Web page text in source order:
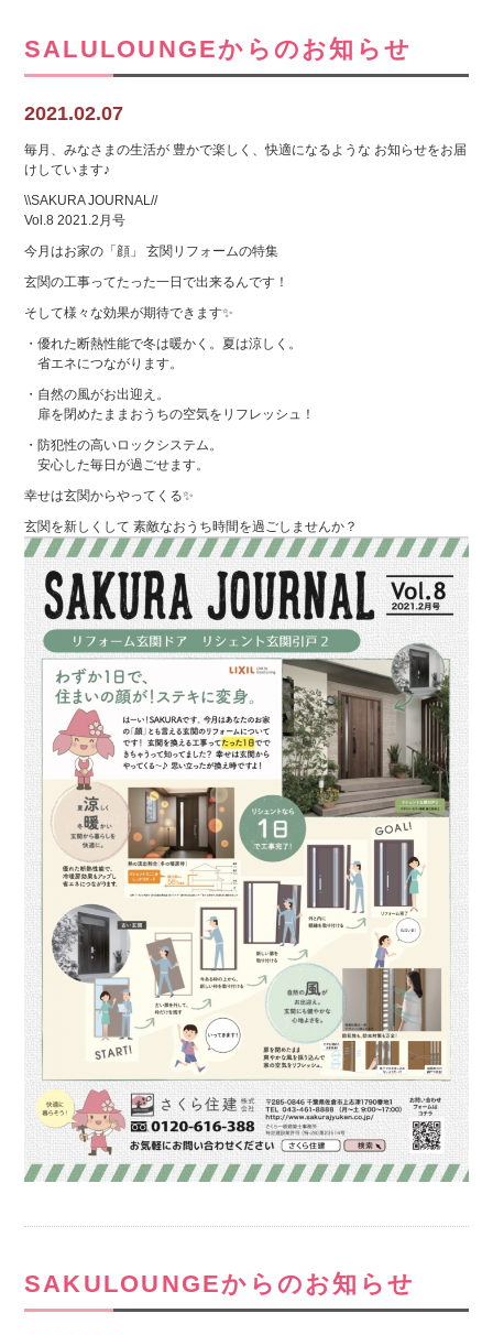
SALULOUNGEからのお知らせ
2021.02.07
毎月、みなさまの生活が 豊かで楽しく、快適になるような お知らせをお届
けしています♪
\\SAKURA JOURNAL//
Vol.8 2021.2月号
今月はお家の「顔」 玄関リフォームの特集
玄関の工事ってたった一日で出来るんです！
そして様々な効果が期待できます✨
・優れた断熱性能で冬は暖かく。夏は涼しく。
省エネにつながります。
・自然の風がお出迎え。
扉を閉めたままおうちの空気をリフレッシュ！
・防犯性の高いロックシステム。
安心した毎日が過ごせます。
幸せは玄関からやってくる✨
玄関を新しくして 素敵なおうち時間を過ごしませんか？
SAKULOUNGEからのお知らせ